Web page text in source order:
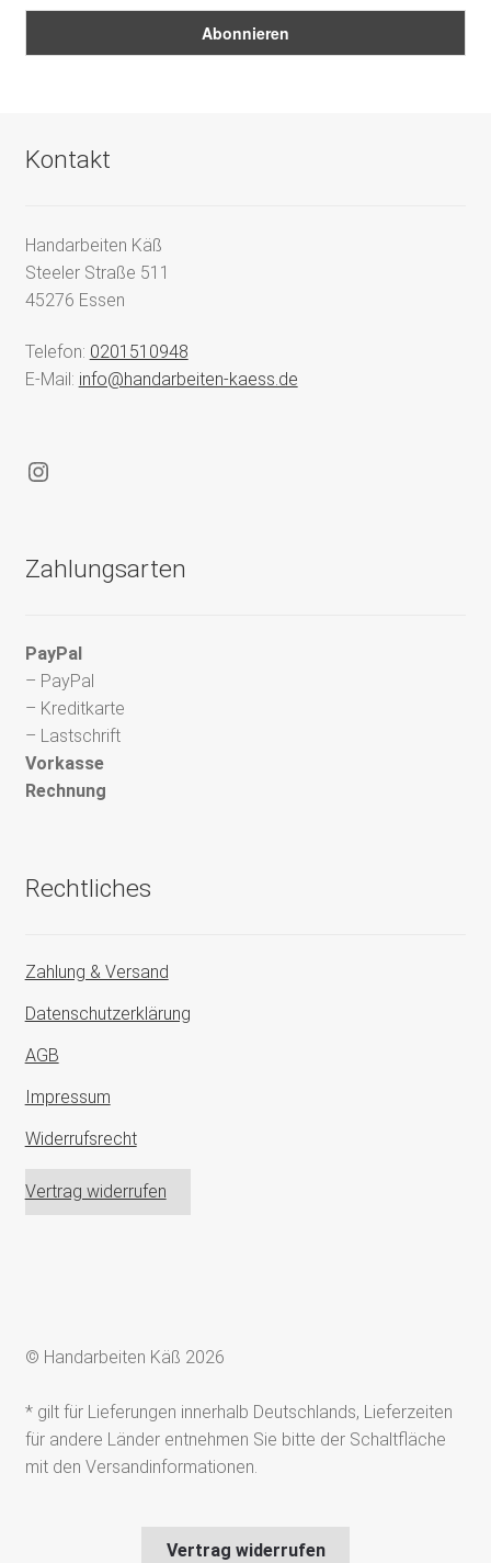
Kontakt
Handarbeiten Käß
Steeler Straße 511
45276 Essen
Telefon: 0201510948
E-Mail: info@handarbeiten-kaess.de
Instagram
Zahlungsarten
PayPal
– PayPal
– Kreditkarte
– Lastschrift
Vorkasse
Rechnung
Rechtliches
Zahlung & Versand
Datenschutzerklärung
AGB
Impressum
Widerrufsrecht
Vertrag widerrufen
© Handarbeiten Käß 2026
* gilt für Lieferungen innerhalb Deutschlands, Lieferzeiten
für andere Länder entnehmen Sie bitte der Schaltfläche
mit den Versandinformationen.
Vertrag widerrufen